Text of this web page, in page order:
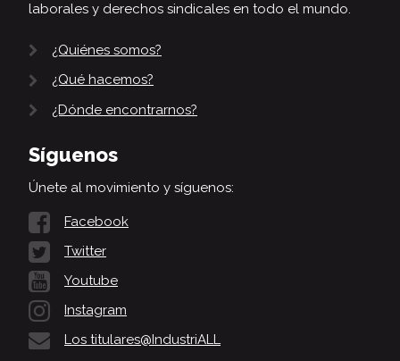
laborales y derechos sindicales en todo el mundo.
¿Quiénes somos?
¿Qué hacemos?
¿Dónde encontrarnos?
Síguenos
Únete al movimiento y síguenos:
Facebook
Twitter
Youtube
Instagram
Los titulares@IndustriALL